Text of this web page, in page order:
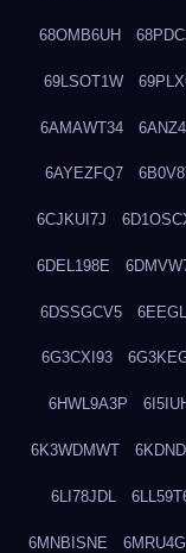
68OMB6UH
69LSOT1W
6AMAWT34
6AYEZFQ7
6CJKUI7J
6DEL198E
6DSSGCV5
6G3CXI93
6HWL9A3P
6K3WDMWT
6LI78JDL
6MNBISNE